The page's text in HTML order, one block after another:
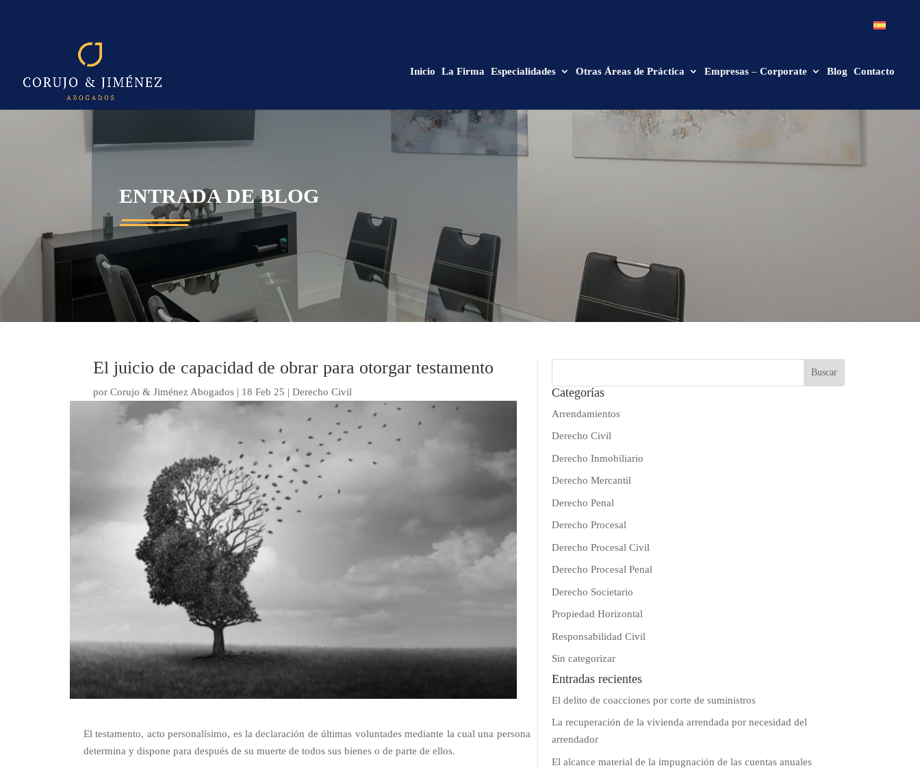
Inicio La Firma Especialidades Otras Áreas de Práctica Empresas – Corporate Blog Contacto
ENTRADA DE BLOG
El juicio de capacidad de obrar para otorgar testamento
por Corujo & Jiménez Abogados| 18 Feb 25 | Derecho Civil
El testamento, acto personalísimo, es la declaración de últimas voluntades mediante la cual una persona
determina y dispone para después de su muerte de todos sus bienes o de parte de ellos.
Categorías
Arrendamientos
Derecho Civil
Derecho Inmobiliario
Derecho Mercantil
Derecho Penal
Derecho Procesal
Derecho Procesal Civil
Derecho Procesal Penal
Derecho Societario
Propiedad Horizontal
Responsabilidad Civil
Sin categorizar
Entradas recientes
El delito de coacciones por corte de suministros
La recuperación de la vivienda arrendada por necesidad del
arrendador
El alcance material de la impugnación de las cuentas anuales